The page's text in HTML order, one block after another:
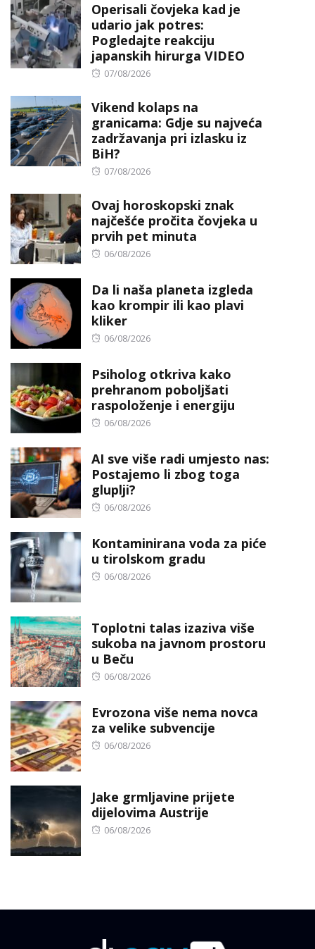
Operisali čovjeka kad je
udario jak potres:
Pogledajte reakciju
japanskih hirurga VIDEO
Posted
07/08/2026
Vikend kolaps na
granicama: Gdje su najveća
zadržavanja pri izlasku iz
BiH?
Posted
07/08/2026
Ovaj horoskopski znak
najčešće pročita čovjeka u
prvih pet minuta
Posted
06/08/2026
Da li naša planeta izgleda
kao krompir ili kao plavi
kliker
Posted
06/08/2026
Psiholog otkriva kako
prehranom poboljšati
raspoloženje i energiju
Posted
06/08/2026
AI sve više radi umjesto nas:
Postajemo li zbog toga
gluplji?
Posted
06/08/2026
Kontaminirana voda za piće
u tirolskom gradu
Posted
06/08/2026
Toplotni talas izaziva više
sukoba na javnom prostoru
u Beču
Posted
06/08/2026
Evrozona više nema novca
za velike subvencije
Posted
06/08/2026
Jake grmljavine prijete
dijelovima Austrije
Posted
06/08/2026